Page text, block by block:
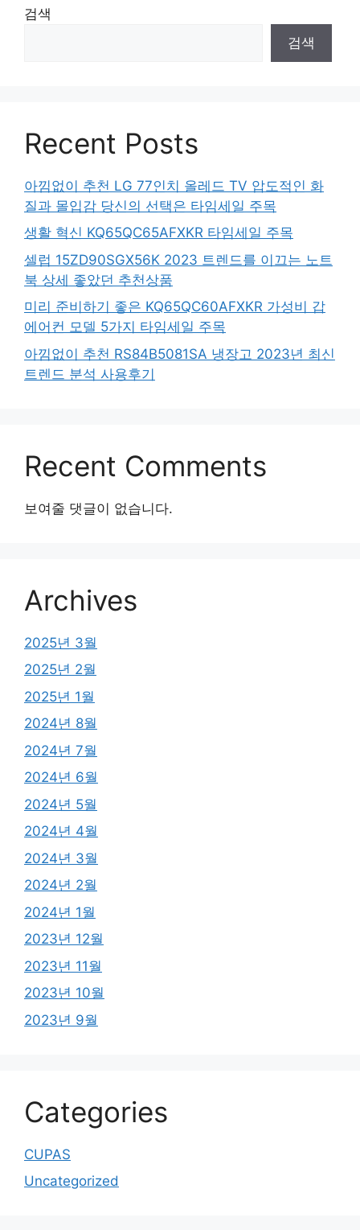
검색
검색
Recent Posts
아낌없이 추천 LG 77인치 올레드 TV 압도적인 화
질과 몰입감 당신의 선택은 타임세일 주목
생활 혁신 KQ65QC65AFXKR 타임세일 주목
셀럽 15ZD90SGX56K 2023 트렌드를 이끄는 노트
북 상세 좋았던 추천상품
미리 준비하기 좋은 KQ65QC60AFXKR 가성비 갑
에어컨 모델 5가지 타임세일 주목
아낌없이 추천 RS84B5081SA 냉장고 2023년 최신
트렌드 분석 사용후기
Recent Comments
보여줄 댓글이 없습니다.
Archives
2025년 3월
2025년 2월
2025년 1월
2024년 8월
2024년 7월
2024년 6월
2024년 5월
2024년 4월
2024년 3월
2024년 2월
2024년 1월
2023년 12월
2023년 11월
2023년 10월
2023년 9월
Categories
CUPAS
Uncategorized